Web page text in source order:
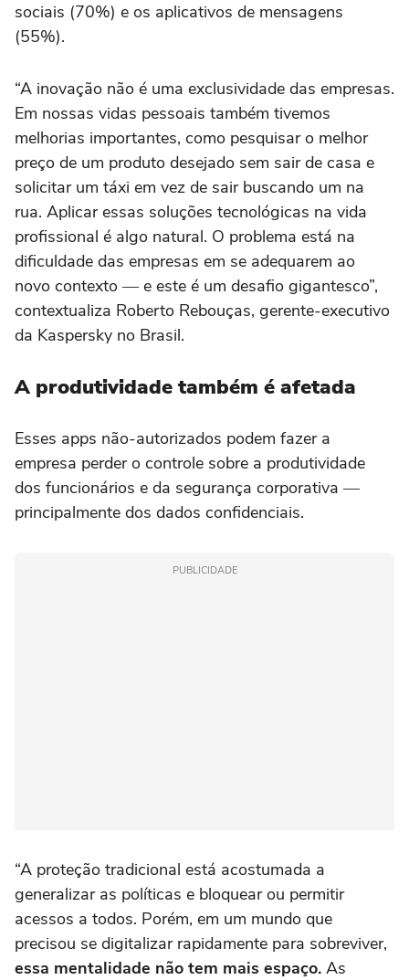
sociais (70%) e os aplicativos de mensagens
(55%).
“A inovação não é uma exclusividade das empresas.
Em nossas vidas pessoais também tivemos
melhorias importantes, como pesquisar o melhor
preço de um produto desejado sem sair de casa e
solicitar um táxi em vez de sair buscando um na
rua. Aplicar essas soluções tecnológicas na vida
profissional é algo natural. O problema está na
dificuldade das empresas em se adequarem ao
novo contexto ― e este é um desafio gigantesco”,
contextualiza Roberto Rebouças, gerente-executivo
da Kaspersky no Brasil.
A produtividade também é afetada
Esses apps não-autorizados podem fazer a
empresa perder o controle sobre a produtividade
dos funcionários e da segurança corporativa ―
principalmente dos dados confidenciais.
PUBLICIDADE
“A proteção tradicional está acostumada a
generalizar as políticas e bloquear ou permitir
acessos a todos. Porém, em um mundo que
precisou se digitalizar rapidamente para sobreviver,
essa mentalidade não tem mais espaço. As